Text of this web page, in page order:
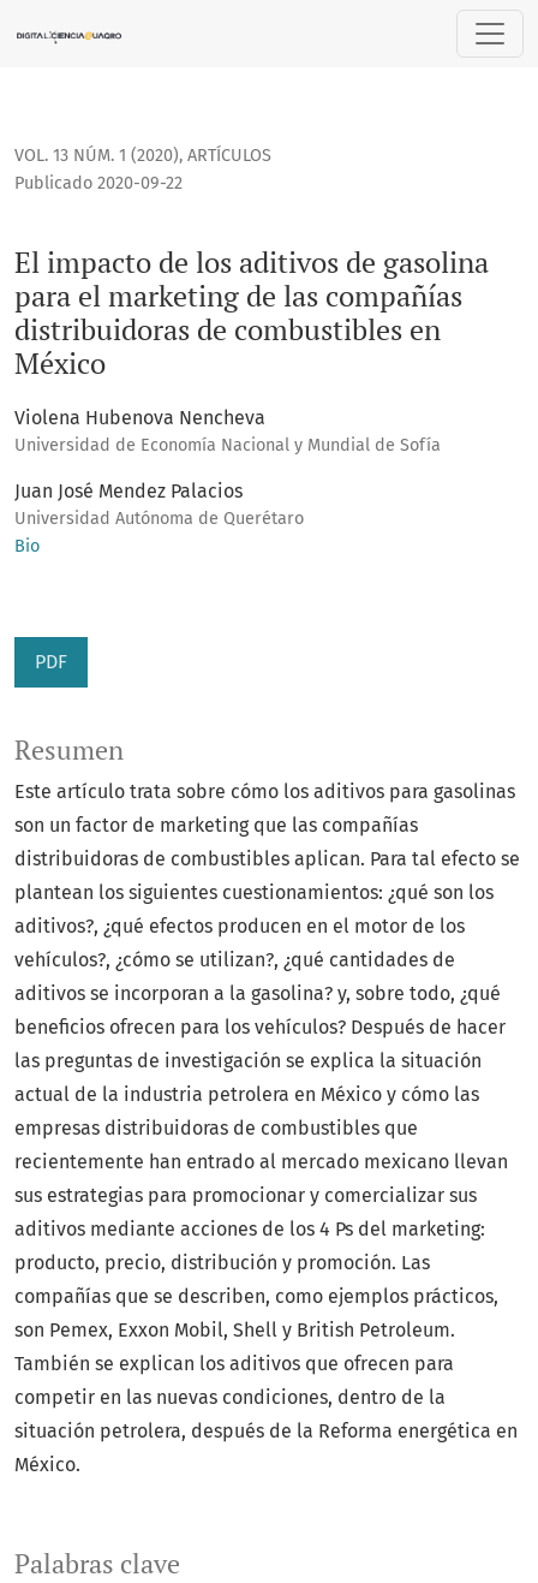
El impacto de los aditivos de gasolina para el marketing
VOL. 13 NÚM. 1 (2020), ARTÍCULOS
El impacto de los aditivos de gasolina
para el marketing de las compañías
distribuidoras de combustibles en
México
Publicado 2020-09-22
Violena Hubenova Nencheva
Universidad de Economía Nacional y Mundial de Sofía
Juan José Mendez Palacios
Universidad Autónoma de Querétaro
Bio
PDF
Palabras clave
Resumen
Este artículo trata sobre cómo los aditivos para gasolinas
son un factor de marketing que las compañías
distribuidoras de combustibles aplican. Para tal efecto se
plantean los siguientes cuestionamientos: ¿qué son los
aditivos?, ¿qué efectos producen en el motor de los
vehículos?, ¿cómo se utilizan?, ¿qué cantidades de
aditivos se incorporan a la gasolina? y, sobre todo, ¿qué
beneficios ofrecen para los vehículos? Después de hacer
las preguntas de investigación se explica la situación
actual de la industria petrolera en México y cómo las
empresas distribuidoras de combustibles que
recientemente han entrado al mercado mexicano llevan
sus estrategias para promocionar y comercializar sus
aditivos mediante acciones de los 4 Ps del marketing:
producto, precio, distribución y promoción. Las
compañías que se describen, como ejemplos prácticos,
son Pemex, Exxon Mobil, Shell y British Petroleum.
También se explican los aditivos que ofrecen para
competir en las nuevas condiciones, dentro de la
situación petrolera, después de la Reforma energética en
México.